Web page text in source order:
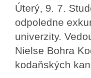
Úterý, 9. 7.
odpoledne
univerzity.
Nielse Bohra
kodaňských